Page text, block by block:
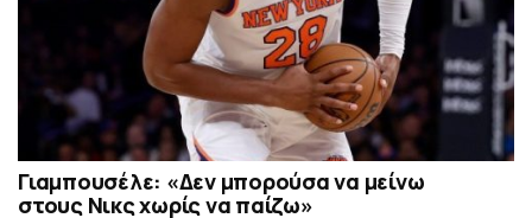
Γιαμπουσέλε: «Δεν μπορούσα να μείνω
στους Νικς χωρίς να παίζω»